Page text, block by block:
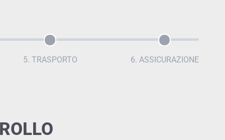
5. TRASPORTO 6. ASSICURAZIONE